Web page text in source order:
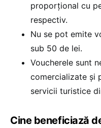
proporțional cu
respectiv.
Nu se pot emite
sub 50 de lei.
Voucherele sunt
comercializate și
servicii turistice
Cine beneficiază